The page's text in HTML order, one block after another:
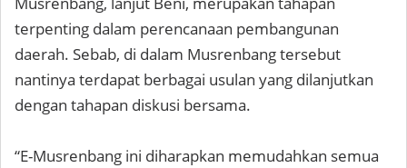
terpenting dalam perencanaan pembangunan
daerah. Sebab, di dalam Musrenbang tersebut
nantinya terdapat berbagai usulan yang dilanjutkan
dengan tahapan diskusi bersama.
“E-Musrenbang ini diharapkan memudahkan semua